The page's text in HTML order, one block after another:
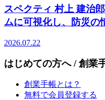
スペクティ 村上 建治
ムに可視化し、防災の
2026.07.22
はじめての方へ / 創業
創業手帳とは？
無料で会員登録する